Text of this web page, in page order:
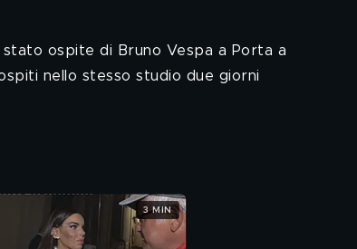
PROSSIMO VIDEO
ospite di Bruno Vespa a Porta a
nello stesso studio due giorni
3 MIN